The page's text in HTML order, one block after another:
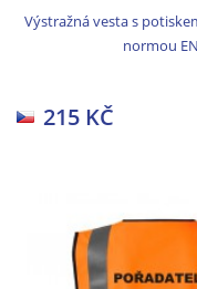
Výstražná vesta s
normou
215 KČ